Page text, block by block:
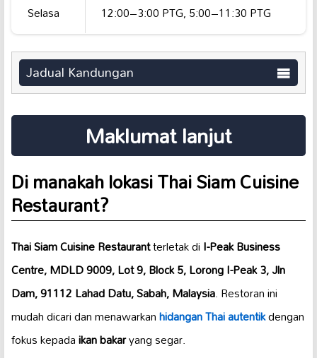
Selasa
12:00–3:00 PTG, 5:00–11:30 PTG
Jadual Kandungan
Maklumat lanjut
Di manakah lokasi Thai Siam Cuisine
Restaurant?
Thai Siam Cuisine Restaurantterletak diI-Peak Business
Centre, MDLD 9009, Lot 9, Block 5, Lorong I-Peak 3, Jln
Dam, 91112 Lahad Datu, Sabah, Malaysia. Restoran ini
mudah dicari dan menawarkanhidangan Thai autentikdengan
fokus kepadaikan bakaryang segar.